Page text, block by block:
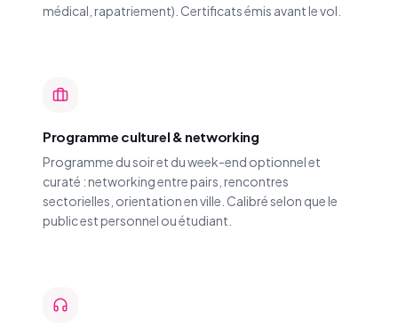
médical, rapatriement). Certificats émis avant le vol.
Programme culturel & networking
Programme du soir et du week-end optionnel et
curaté : networking entre pairs, rencontres
sectorielles, orientation en ville. Calibré selon que le
public est personnel ou étudiant.